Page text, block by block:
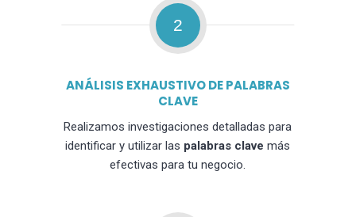
2
ANÁLISIS EXHAUSTIVO DE PALABRAS
CLAVE
Realizamos investigaciones detalladas para
identificar y utilizar las palabras clave más
efectivas para tu negocio.